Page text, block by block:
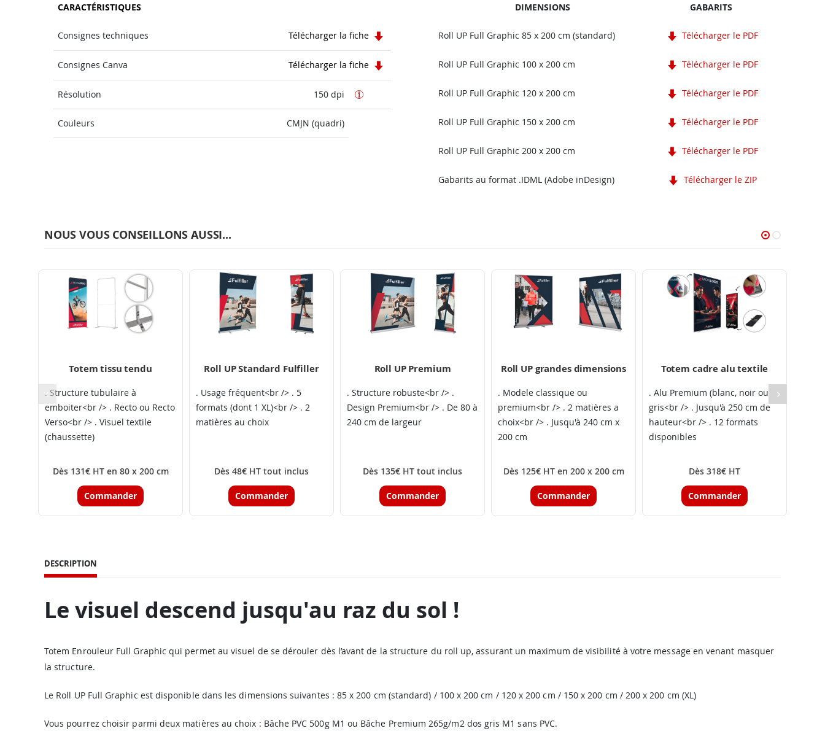
CARACTÉRISTIQUES
Consignes techniques Télécharger la fiche
Consignes Canva Télécharger la fiche
Résolution 150 dpi
Couleurs CMJN (quadri)
DIMENSIONS GABARITS
Roll UP Full Graphic 85 x 200 cm (standard) Télécharger le PDF
Roll UP Full Graphic 100 x 200 cm Télécharger le PDF
Roll UP Full Graphic 120 x 200 cm Télécharger le PDF
Roll UP Full Graphic 150 x 200 cm Télécharger le PDF
Roll UP Full Graphic 200 x 200 cm Télécharger le PDF
Gabarits au format .IDML (Adobe inDesign) Télécharger le ZIP
NOUS VOUS CONSEILLONS AUSSI...
Totem tissu tendu
. Structure tubulaire à
emboiter<br /> . Recto ou Recto
Verso<br /> . Visuel textile
(chaussette)
Dès 131€ HT en 80 x 200 cm
Commander
Roll UP Standard Fulfiller
. Usage fréquent<br /> . 5
formats (dont 1 XL)<br /> . 2
matières au choix
Dès 48€ HT tout inclus
Commander
Roll UP Premium
. Structure robuste<br /> .
Design Premium<br /> . De 80 à
240 cm de largeur
Dès 135€ HT tout inclus
Commander
Roll UP grandes dimensions
. Modele classique ou
premium<br /> . 2 matières a
choix<br /> . Jusqu'à 240 cm x
200 cm
Dès 125€ HT en 200 x 200 cm
Commander
Totem cadre alu textile
. Alu Premium (blanc, noir ou,
gris<br /> . Jusqu'à 250 cm de
hauteur<br /> . 12 formats
disponibles
Dès 318€ HT
Commander
DESCRIPTION
Le visuel descend jusqu'au raz du sol !
Totem Enrouleur Full Graphic qui permet au visuel de se dérouler dès l’avant de la structure du roll up, assurant un maximum de visibilité à votre message en venant masquer
la structure.
Le Roll UP Full Graphic est disponible dans les dimensions suivantes : 85 x 200 cm (standard) / 100 x 200 cm / 120 x 200 cm / 150 x 200 cm / 200 x 200 cm (XL)
Vous pourrez choisir parmi deux matières au choix : Bâche PVC 500g M1 ou Bâche Premium 265g/m2 dos gris M1 sans PVC.